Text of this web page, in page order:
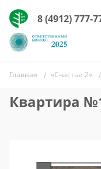
8 (4912) 777-
Главная «Счастье-2»
Квартира